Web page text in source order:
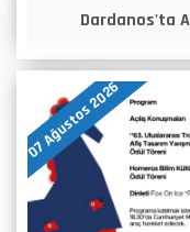
Dardanos'ta
07 Ağustos 2026